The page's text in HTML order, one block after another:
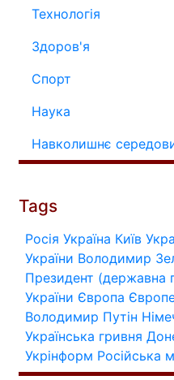
Технологія
Здоров'я
Спорт
Наука
Навколишнє
Tags
Росія Україна Київ
України Володимир
Президент (державна
України Європа
Володимир Путін
Українська гривня
Укрінформ Російська